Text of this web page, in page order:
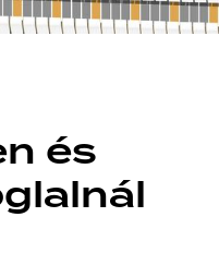
branding
és